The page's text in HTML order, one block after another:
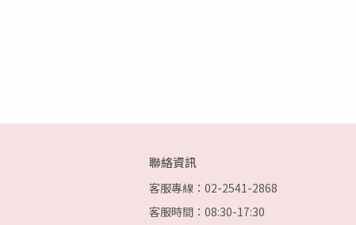
聯絡資訊
客服專線：02-2541-2868
客服時間：08:30-17:30